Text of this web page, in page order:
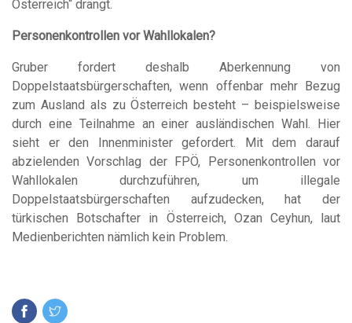
Österreich“ drängt.
Personenkontrollen vor Wahllokalen?
Gruber fordert deshalb Aberkennung von
Doppelstaatsbürgerschaften, wenn offenbar mehr Bezug
zum Ausland als zu Österreich besteht – beispielsweise
durch eine Teilnahme an einer ausländischen Wahl. Hier
sieht er den Innenminister gefordert. Mit dem darauf
abzielenden Vorschlag der FPÖ, Personenkontrollen vor
Wahllokalen durchzuführen, um illegale
Doppelstaatsbürgerschaften aufzudecken, hat der
türkischen Botschafter in Österreich, Ozan Ceyhun, laut
Medienberichten nämlich kein Problem.